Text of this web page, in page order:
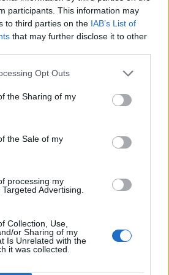
participants. This information may
to third parties on the IAB’s List of
that may further disclose it to other
Opt Outs
the Sharing of my
the Sale of my
processing my
Advertising.
Collection, Use,
or Sharing of my
Is Unrelated with the
it was collected.
napja
békefenntartók napja
gyermeknap
világnap (A
világnapja)